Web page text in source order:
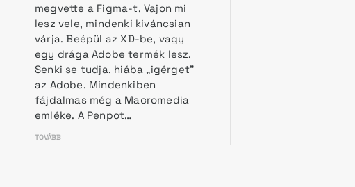
megvette a Figma-t. Vajon mi
lesz vele, mindenki kiváncsian
várja. Beépül az XD-be, vagy
egy drága Adobe termék lesz.
Senki se tudja, hiába „igérget”
az Adobe. Mindenkiben
fájdalmas még a Macromedia
emléke. A Penpot…
TOVÁBB